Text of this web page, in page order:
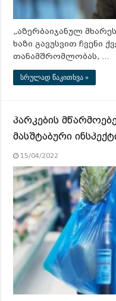
„აზერბაიჯანულ
ხაზი გავუსვით ჩვენი
თანამშრომლობას, …
სრულად წაკითხვა »
პარკების
მასშტაბური
15/04/2022